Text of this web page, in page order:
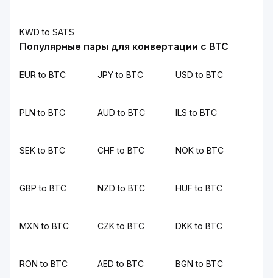
KWD to SATS
Популярные пары для конвертации с BTC
EUR to BTC JPY to BTC USD to BTC
PLN to BTC AUD to BTC ILS to BTC
SEK to BTC CHF to BTC NOK to BTC
GBP to BTC NZD to BTC HUF to BTC
MXN to BTC CZK to BTC DKK to BTC
RON to BTC AED to BTC BGN to BTC